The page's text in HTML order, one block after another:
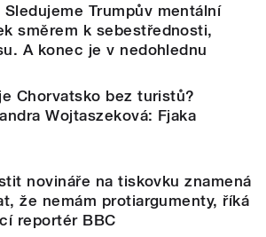
Sledujeme Trumpův mentální
směrem k sebestřednosti,
A konec je v nedohlednu
Chorvatsko bez turistů?
Wojtaszeková: Fjaka
novináře na tiskovku znamená
že nemám protiargumenty, říká
reportér BBC